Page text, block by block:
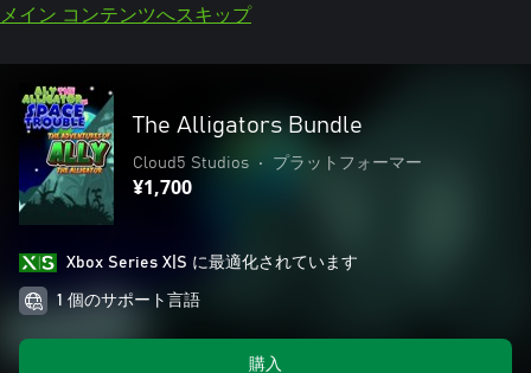
メイン コンテンツへスキップ
The Alligators Bundle
Cloud5 Studios • プラットフォーマー
¥1,700
Xbox Series X|S に最適化されています
1 個のサポート言語
購入